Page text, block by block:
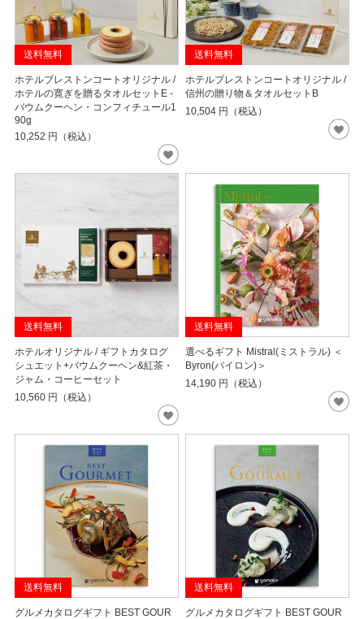
送料無料
ホテルブレストンコートオリジナル /
ホテルの寛ぎを贈るタオルセットE -
バウムクーヘン・コンフィチュール1
90g
10,252 円（税込）
送料無料
ホテルブレストンコートオリジナル /
信州の贈り物＆タオルセットB
10,504 円（税込）
送料無料
ホテルオリジナル / ギフトカタログ
シュエット+バウムクーヘン&紅茶・
ジャム・コーヒーセット
10,560 円（税込）
送料無料
選べるギフト Mistral(ミストラル) ＜
Byron(バイロン)＞
14,190 円（税込）
送料無料
グルメカタログギフト BEST GOUR
送料無料
グルメカタログギフト BEST GOUR